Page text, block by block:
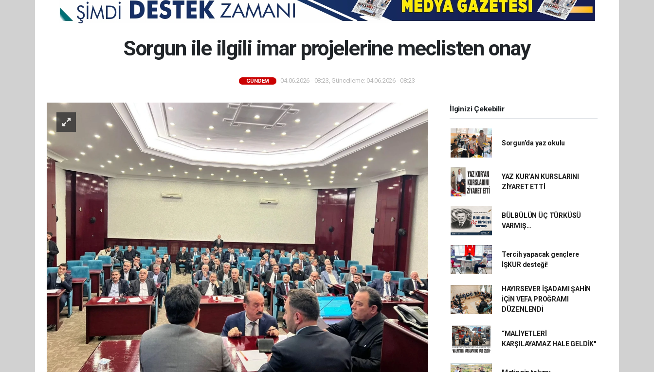
Sorgun ile ilgili imar projelerine meclisten onay
GÜNDEM 04.06.2026 - 08:23, Güncelleme: 04.06.2026 - 08:23
İlginizi Çekebilir
Sorgun’da yaz okulu
YAZ KUR’AN KURSLARINI
ZİYARET ETTİ
BÜLBÜLÜN ÜÇ TÜRKÜSÜ
VARMIŞ…
Tercih yapacak gençlere
İŞKUR desteği!
HAYIRSEVER İŞADAMI ŞAHİN
İÇİN VEFA PROĞRAMI
DÜZENLENDİ
“MALİYETLERİ
KARŞILAYAMAZ HALE GELDİK"